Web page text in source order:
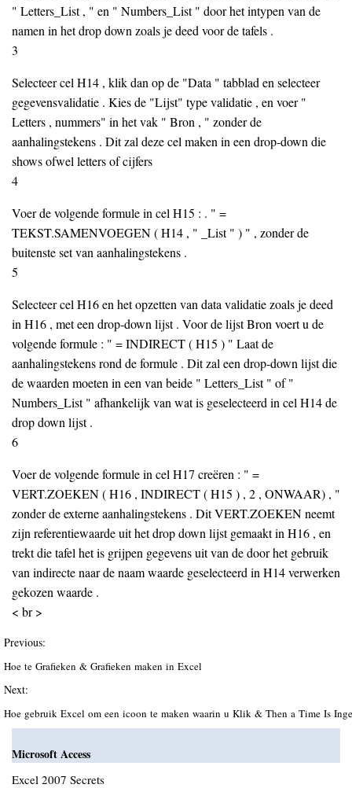
" Letters_List , " en " Numbers_List " door het intypen van de
namen in het drop down zoals je deed voor de tafels .
3
Selecteer cel H14 , klik dan op de "Data " tabblad en selecteer
gegevensvalidatie . Kies de "Lijst" type validatie , en voer "
Letters , nummers" in het vak " Bron , " zonder de
aanhalingstekens . Dit zal deze cel maken in een drop-down die
shows ofwel letters of cijfers
4
Voer de volgende formule in cel H15 : . " =
TEKST.SAMENVOEGEN ( H14 , " _List " ) " , zonder de
buitenste set van aanhalingstekens .
5
Selecteer cel H16 en het opzetten van data validatie zoals je deed
in H16 , met een drop-down lijst . Voor de lijst Bron voert u de
volgende formule : " = INDIRECT ( H15 ) " Laat de
aanhalingstekens rond de formule . Dit zal een drop-down lijst die
de waarden moeten in een van beide " Letters_List " of "
Numbers_List " afhankelijk van wat is geselecteerd in cel H14 de
drop down lijst .
6
Voer de volgende formule in cel H17 creëren : " =
VERT.ZOEKEN ( H16 , INDIRECT ( H15 ) , 2 , ONWAAR) , "
zonder de externe aanhalingstekens . Dit VERT.ZOEKEN neemt
zijn referentiewaarde uit het drop down lijst gemaakt in H16 , en
trekt die tafel het is grijpen gegevens uit van de door het gebruik
van indirecte naar de naam waarde geselecteerd in H14 verwerken
gekozen waarde .
< br >
Previous:
Hoe te Grafieken & Grafieken maken in Excel
Next:
Hoe gebruik Excel om een icoon te maken waarin u Klik & Then a Time Is
Microsoft Access
Excel 2007 Secrets